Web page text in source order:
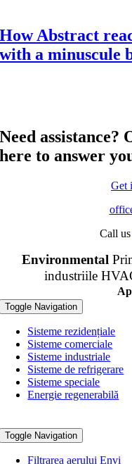
How Abstract
with a minuscule
Need assistance?
here to answer
Get
Call us
Environmental
industriile
Toggle Navigation
Sisteme rezidențiale
Sisteme comerciale
Sisteme industriale
Sisteme de refrigerare
Sisteme speciale
Energie regenerabilă
Toggle Navigation
Filtrarea aerului Envi